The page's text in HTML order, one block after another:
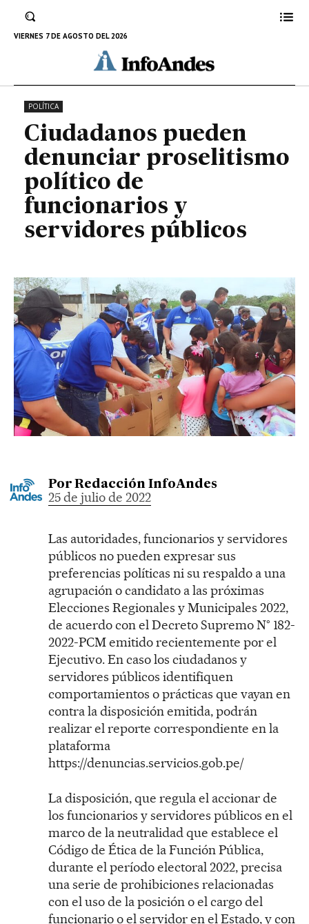
VIERNES 7 DE AGOSTO DEL 2026públicos
25 DE JULIO DE 2022
POLÍTICA
Ciudadanos pueden
denunciar proselitismo
político de
funcionarios y
servidores públicos
Por Redacción InfoAndes
25 de julio de 2022
Las autoridades, funcionarios y servidores
públicos no pueden expresar sus
preferencias políticas ni su respaldo a una
agrupación o candidato a las próximas
Elecciones Regionales y Municipales 2022,
de acuerdo con el Decreto Supremo N° 182-
2022-PCM emitido recientemente por el
Ejecutivo. En caso los ciudadanos y
servidores públicos identifiquen
comportamientos o prácticas que vayan en
contra la disposición emitida, podrán
realizar el reporte correspondiente en la
plataforma
https://denuncias.servicios.gob.pe/
La disposición, que regula el accionar de
los funcionarios y servidores públicos en el
marco de la neutralidad que establece el
Código de Ética de la Función Pública,
durante el período electoral 2022, precisa
una serie de prohibiciones relacionadas
con el uso de la posición o el cargo del
funcionario o el servidor en el Estado, y con